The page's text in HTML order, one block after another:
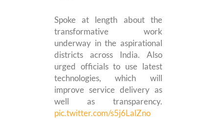
Spoke at length about the
transformative work
underway in the aspirational
districts across India. Also
urged officials to use latest
technologies, which will
improve service delivery as
well as transparency.
pic.twitter.com/s5j6LalZno